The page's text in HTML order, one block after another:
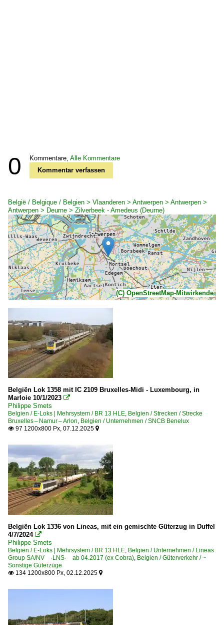
0 Kommentare, Alle Kommentare
Kommentar verfassen
België / Belgique / Belgien > Vlaanderen > Antwerpen > Antwerpen >
Antwerpen > Deurne > Zilverbeek - Amedeus (Deurne)
(C) OpenStreetMap-Mitwirkende
Belgiën Lok 1358 mit IC 2109 Bruxelles-Midi - Luxembourg, in
Marloie 10/1/2023 
Philippe Smets
Belgien / E-Loks | Mehrsystem / BR 13 HLE, Belgien / Strecken / Strecke
Bruxelles – Namur – Arlon, Belgien / Unternehmen / SNCB Benelux
 97 1200x800 Px, 07.12.2025 
Belgiën Lok 1336 von Lineas, mit ein gemischte Güterzug in Duffel
4/7/2024 
Philippe Smets
Belgien / E-Loks | Mehrsystem / BR 13 HLE, Belgien / Unternehmen / Lineas
Group SA/NV ·LNS· ab 04.2017 (ex Cobra), Belgien / Güterverkehr / ~
Sonstige Güterzüge
 134 1200x800 Px, 02.12.2025 